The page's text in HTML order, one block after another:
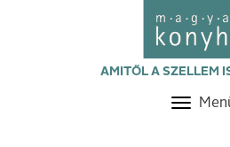
AMITŐL A SZELLEM